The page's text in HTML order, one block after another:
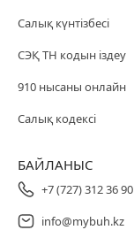
Салық күнтізбесі
СЭҚ ТН кодын іздеу
910 нысаны онлайн
Салық кодексі
БАЙЛАНЫС
+7 (727) 312 36 90
info@mybuh.kz